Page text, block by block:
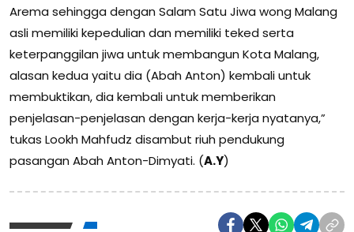
Arema sehingga dengan Salam Satu Jiwa wong Malang
asli memiliki kepedulian dan memiliki teked serta
keterpanggilan jiwa untuk membangun Kota Malang,
alasan kedua yaitu dia (Abah Anton) kembali untuk
membuktikan, dia kembali untuk memberikan
penjelasan-penjelasan dengan kerja-kerja nyatanya,”
tukas Lookh Mahfudz disambut riuh pendukung
pasangan Abah Anton-Dimyati. (A.Y)